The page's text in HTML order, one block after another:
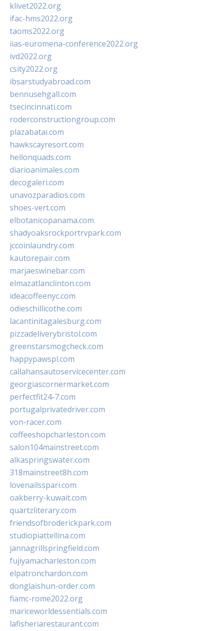
klivet2022.org
ifac-hms2022.org
taoms2022.org
iias-euromena-conference2022.org
ivd2022.org
csity2022.org
ibsarstudyabroad.com
bennusehgall.com
tsecincinnati.com
roderconstructiongroup.com
plazabatai.com
hawkscayresort.com
hellonquads.com
diarioanimales.com
decogaleri.com
unavozparadios.com
shoes-vert.com
elbotanicopanama.com
shadyoaksrockportrvpark.com
jccoinlaundry.com
kautorepair.com
marjaeswinebar.com
elmazatlanclinton.com
ideacoffeenyc.com
odieschillicothe.com
lacantinitagalesburg.com
pizzadeliverybristol.com
greenstarsmogcheck.com
happypawspl.com
callahansautoservicecenter.com
georgiascornermarket.com
perfectfit24-7.com
portugalprivatedriver.com
von-racer.com
coffeeshopcharleston.com
salon104mainstreet.com
alkaspringswater.com
318mainstreet8h.com
lovenailsspari.com
oakberry-kuwait.com
quartzliterary.com
friendsofbroderickpark.com
studiopiattellina.com
jannagrillspringfield.com
fujiyamacharleston.com
elpatronchardon.com
donglaishun-order.com
fiamc-rome2022.org
mariceworldessentials.com
lafisheriarestaurant.com